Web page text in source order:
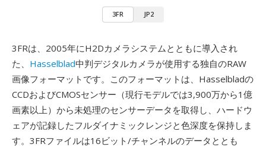
3FR JP2
3FRは、2005年にH2Dカメラシステムとともに導入され
た、 Hasselblad中判デジタルカメラが使用する独自のRAW
画像フォーマットです。このフォーマットは、Hasselbladの
CCDおよびCMOSセンサー（現行モデルでは3,900万から1億
画素以上）から未処理のセンサーデータを取得し、ハードウ
ェアが記録したフルダイナミックレンジと色深度を保持しま
す。3FRファイルは16ビット/チャンネルのデータととも